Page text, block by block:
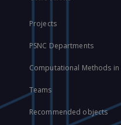
Projects
PSNC Departments
Computational Methods in
Teams
Recommended objects